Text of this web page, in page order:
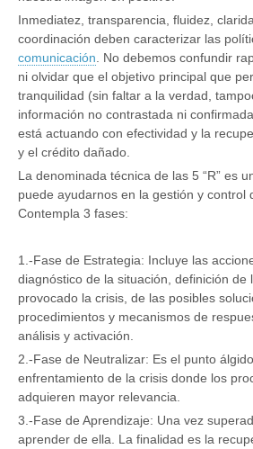
Inmediatez, transparencia, fluidez,
coordinación deben caracterizar las
comunicación . No debemos confundir
ni olvidar que el objetivo principal que
tranquilidad (sin faltar a la verdad,
información no contrastada ni
está actuando con efectividad y la
y el crédito dañado.
La denominada técnica de las 5 “R” es
puede ayudarnos en la gestión y control
Contempla 3 fases:
1.-Fase de Estrategia: Incluye las
diagnóstico de la situación, definición de
provocado la crisis, de las posibles
procedimientos y mecanismos de
análisis y activación.
2.-Fase de Neutralizar: Es el punto
enfrentamiento de la crisis donde los
adquieren mayor relevancia.
3.-Fase de Aprendizaje: Una vez
aprender de ella. La finalidad es la